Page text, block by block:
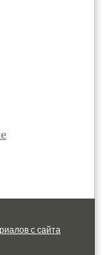
с сайта